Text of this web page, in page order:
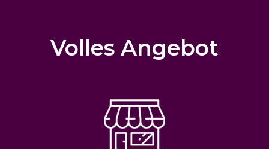
Volles Angebot